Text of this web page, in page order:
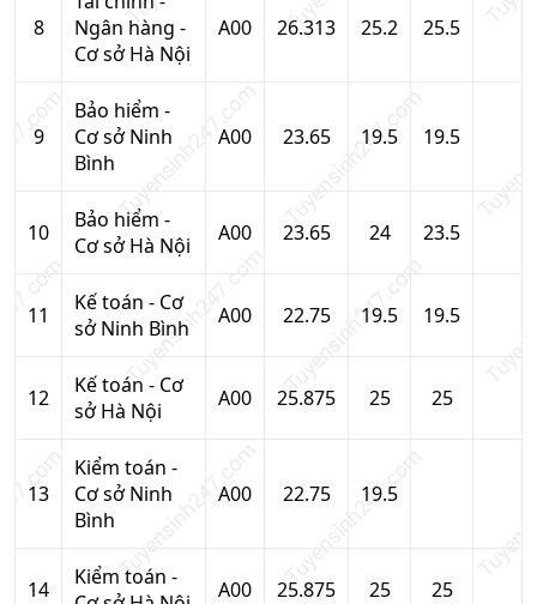
8
Ngân hàng -
Cơ sở Hà Nội
A00 26.313 25.2 25.5
9
Bảo hiểm -
Cơ sở Ninh
Bình
A00 23.65 19.5 19.5
10
Bảo hiểm -
Cơ sở Hà Nội
A00 23.65 24 23.5
11
Kế toán - Cơ
sở Ninh Bình
A00 22.75 19.5 19.5
12
Kế toán - Cơ
sở Hà Nội
A00 25.875 25 25
13
Kiểm toán -
Cơ sở Ninh
Bình
A00 22.75 19.5
14
Kiểm toán -
A00 25.875 25 25